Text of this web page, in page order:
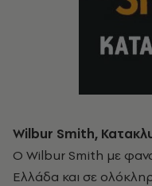
Wilbur Smith,
Ο Wilbur Smith με
Ελλάδα και σε